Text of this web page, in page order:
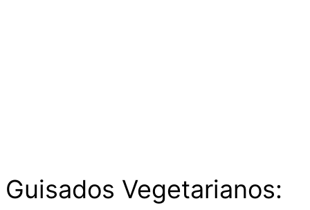
Guisados Vegetarianos: